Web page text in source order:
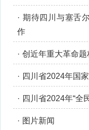
· 期待四川与塞舌
作
· 创近年重大革命
· 四川省2024年国
· 四川省2024年“全
· 图片新闻